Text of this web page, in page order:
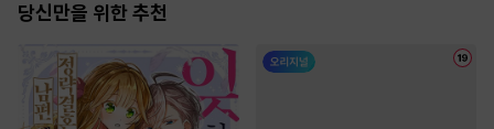
바라봅니다 [단행
당신만을 위한 추천